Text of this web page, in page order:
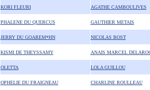
KORI FLEURI AGATHE CAMBOULIVES
PHALENE DU QUERCUS GAUTHIER METAIS
JERRY DU GOAREM*HN NICOLAS BOST
KISMI DE THEYSSAMY ANAIS MARCEL
OLETTA LOLA GUILLOU
OPHELIE DU FRAIGNEAU CHARLINE ROULLEAU